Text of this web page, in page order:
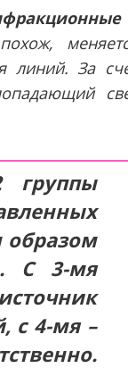
линий. За
группы
образом
С 3-мя
с 4-мя –